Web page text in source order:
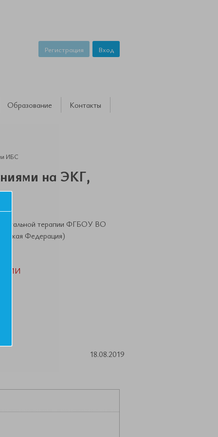
Регистрация Вход
Образование Контакты
ИБС
на ЭКГ,
терапии ФГБОУ ВО
Федерация)
18.08.2019